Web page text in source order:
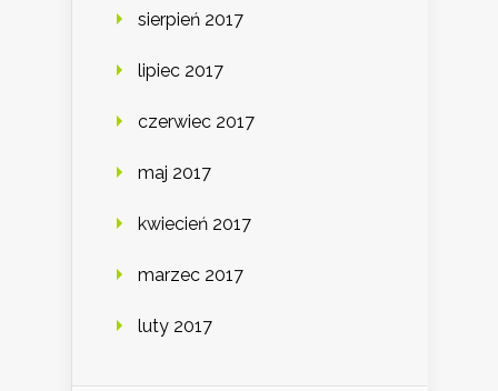
sierpień 2017
lipiec 2017
czerwiec 2017
maj 2017
kwiecień 2017
marzec 2017
luty 2017